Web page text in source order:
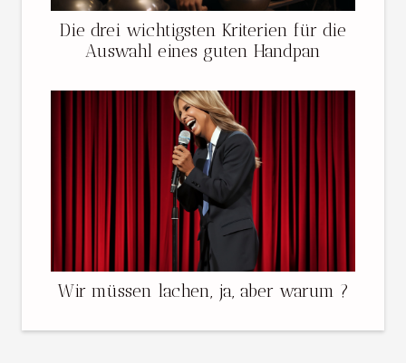
Die drei wichtigsten Kriterien für die
Auswahl eines guten Handpan
Wir müssen lachen, ja, aber warum ?